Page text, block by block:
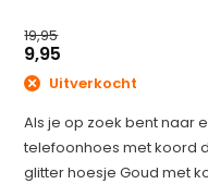
19,95
9,95
Uitverkocht
Als je op zoek bent naar
telefoonhoes met koord
glitter hoesje Goud met